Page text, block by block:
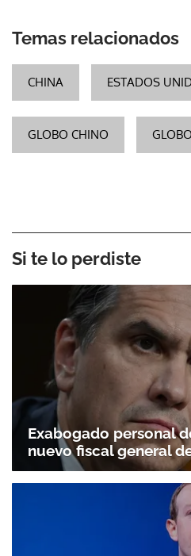
Temas relacionados
CHINA ESTADOS
GLOBO CHINO
Si te lo perdiste
Exabogado personal
nuevo fiscal general